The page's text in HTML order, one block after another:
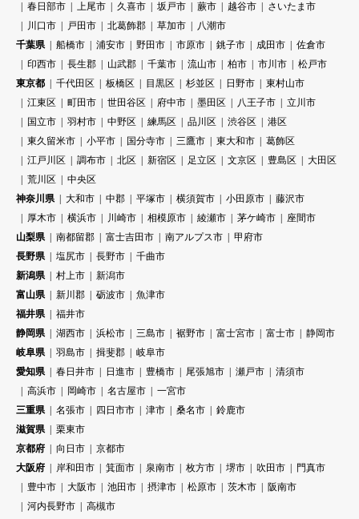
春日部市
上尾市 久喜市 坂戸市 蕨市 越谷市
さいたま市
川口市
戸田市 北葛飾郡 草加市
八潮市
千葉県
船橋市 浦安市 野田市 市原市 銚子市 成田市
佐倉市
印西市
長生郡 山武郡 千葉市 流山市 柏市 市川市
松戸市
東京都
千代田区 板橋区 目黒区 杉並区 日野市
東村山市
江東区
町田市 世田谷区 府中市 墨田区 八王子市
立川市
国立市
羽村市 中野区 練馬区 品川区 渋谷区
港区
東久留米市
小平市 国分寺市 三鷹市 東大和市
葛飾区
江戸川区
調布市 北区 新宿区 足立区 文京区 豊島区
大田区
荒川区
中央区
神奈川県
大和市 中郡 平塚市 横須賀市 小田原市
藤沢市
厚木市
横浜市 川崎市 相模原市 綾瀬市 茅ケ崎市
座間市
山梨県
南都留郡 富士吉田市 南アルプス市
甲府市
長野県
塩尻市 長野市
千曲市
新潟県
村上市
新潟市
富山県
新川郡 砺波市
魚津市
福井県
福井市
静岡県
湖西市 浜松市 三島市 裾野市 富士宮市 富士市
静岡市
岐阜県
羽島市 揖斐郡
岐阜市
愛知県
春日井市 日進市 豊橋市 尾張旭市 瀬戸市
清須市
高浜市
岡崎市 名古屋市
一宮市
三重県
名張市 四日市市 津市 桑名市
鈴鹿市
滋賀県
栗東市
京都府
向日市
京都市
大阪府
岸和田市 箕面市 泉南市 枚方市 堺市 吹田市
門真市
豊中市
大阪市 池田市 摂津市 松原市 茨木市
阪南市
河内長野市
高槻市